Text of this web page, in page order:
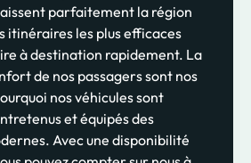
parfaitement la région
itinéraires les plus efficaces
à destination rapidement. La
de nos passagers sont nos
nos véhicules sont
et équipés des
Avec une disponibilité